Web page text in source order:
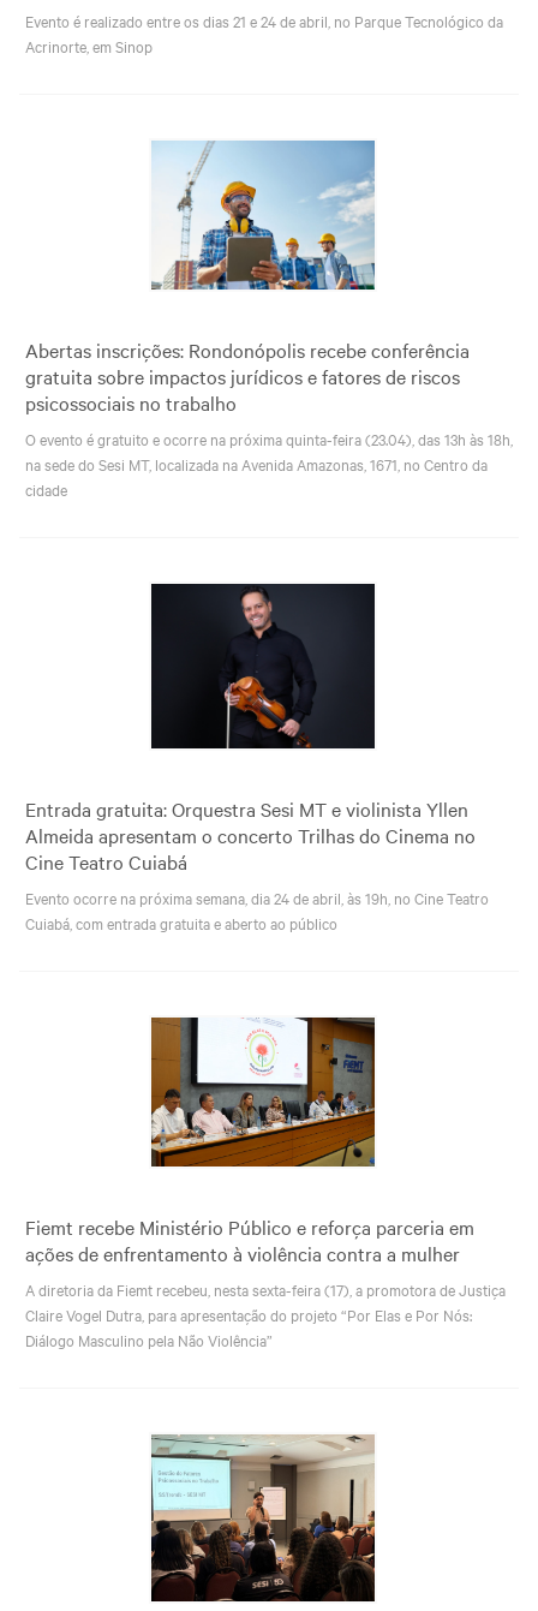
Evento é realizado entre os dias 21 e 24 de abril, no Parque Tecnológico da
Acrinorte, em Sinop
Abertas inscrições: Rondonópolis recebe conferência
gratuita sobre impactos jurídicos e fatores de riscos
psicossociais no trabalho
O evento é gratuito e ocorre na próxima quinta-feira (23.04), das 13h às 18h,
na sede do Sesi MT, localizada na Avenida Amazonas, 1671, no Centro da
cidade
Entrada gratuita: Orquestra Sesi MT e violinista Yllen
Almeida apresentam o concerto Trilhas do Cinema no
Cine Teatro Cuiabá
Evento ocorre na próxima semana, dia 24 de abril, às 19h, no Cine Teatro
Cuiabá, com entrada gratuita e aberto ao público
Fiemt recebe Ministério Público e reforça parceria em
ações de enfrentamento à violência contra a mulher
A diretoria da Fiemt recebeu, nesta sexta-feira (17), a promotora de Justiça
Claire Vogel Dutra, para apresentação do projeto “Por Elas e Por Nós:
Diálogo Masculino pela Não Violência”